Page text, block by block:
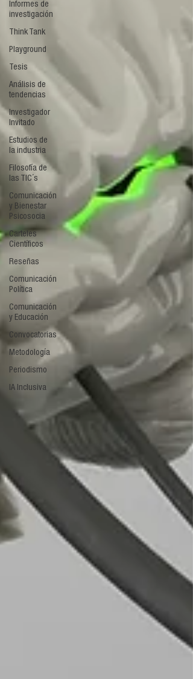
Informes de
investigación
Think Tank
Playground
Tesis
Análisis de
tendencias
Investigador
Invitado
Estudios de
la industria
Filosofía de
las TIC´s
Comunicación
y Bienestar
Psicosocia
Carteles
Científicos
Reseñas
Comunicación
Política
Comunicación
y Educación
Convocatorias
Metodología
Periodismo
IA Inclusiva